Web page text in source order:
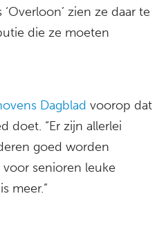
zien ze daar te
die ze moeten
Dagblad voorop dat
doet. “Er zijn allerlei
goed worden
voor senioren leuke
meer.”